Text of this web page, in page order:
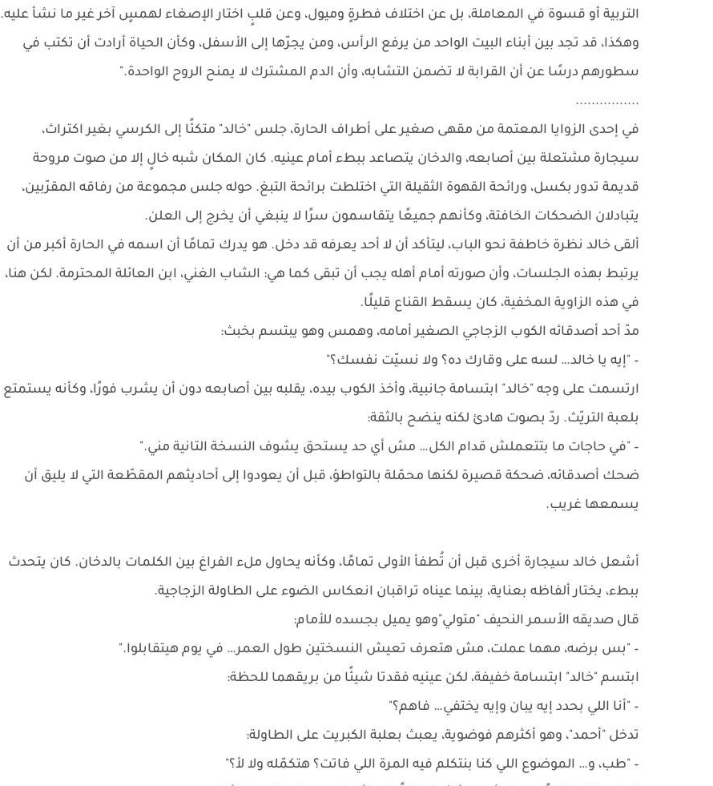
التربية أو قسوة في المعاملة، بل عن اختلاف فطرةٍ وميول، وعن قلبٍ اختار الإصغاء لهمسٍ آخر غير ما نشأ عليه.
وهكذا، قد تجد بين أبناء البيت الواحد من يرفع الرأس، ومن يجرّها إلى الأسفل، وكأن الحياة أرادت أن تكتب في
سطورهم درسًا عن أن القرابة لا تضمن التشابه، وأن الدم المشترك لا يمنح الروح الواحدة."
................
في إحدى الزوايا المعتمة من مقهى صغير على أطراف الحارة، جلس "خالد" متكئًا إلى الكرسي بغير اكتراث،
سيجارة مشتعلة بين أصابعه، والدخان يتصاعد ببطء أمام عينيه. كان المكان شبه خالٍ إلا من صوت مروحة
قديمة تدور بكسل، ورائحة القهوة الثقيلة التي اختلطت برائحة التبغ. حوله جلس مجموعة من رفاقه المقرّبين،
يتبادلان الضحكات الخافتة، وكأنهم جميعًا يتقاسمون سرًا لا ينبغي أن يخرج إلى العلن.
ألقى خالد نظرة خاطفة نحو الباب، ليتأكد أن لا أحد يعرفه قد دخل. هو يدرك تمامًا أن اسمه في الحارة أكبر من أن
يرتبط بهذه الجلسات، وأن صورته أمام أهله يجب أن تبقى كما هي: الشاب الغني، ابن العائلة المحترمة. لكن هنا،
في هذه الزاوية المخفية، كان يسقط القناع قليلًا.
مدّ أحد أصدقائه الكوب الزجاجي الصغير أمامه، وهمس وهو يبتسم بخبث:
– "إيه يا خالد… لسه على وقارك ده؟ ولا نسيّت نفسك؟"
ارتسمت على وجه "خالد" ابتسامة جانبية، وأخذ الكوب بيده، يقلبه بين أصابعه دون أن يشرب فورًا، وكأنه يستمتع
بلعبة التريّث. ردّ بصوت هادئ لكنه ينضح بالثقة:
– "في حاجات ما بتتعملش قدام الكل… مش أي حد يستحق يشوف النسخة التانية مني."
ضحك أصدقائه، ضحكة قصيرة لكنها محمّلة بالتواطؤ، قبل أن يعودوا إلى أحاديثهم المقطّعة التي لا يليق أن
يسمعها غريب.
أشعل خالد سيجارة أخرى قبل أن تُطفأ الأولى تمامًا، وكأنه يحاول ملء الفراغ بين الكلمات بالدخان. كان يتحدث
ببطء، يختار ألفاظه بعناية، بينما عيناه تراقبان انعكاس الضوء على الطاولة الزجاجية.
قال صديقه الأسمر النحيف "متولي"وهو يميل بجسده للأمام:
– "بس برضه، مهما عملت، مش هتعرف تعيش النسختين طول العمر… في يوم هيتقابلوا."
ابتسم "خالد" ابتسامة خفيفة، لكن عينيه فقدتا شيئًا من بريقهما للحظة:
– "أنا اللي بحدد إيه يبان وإيه يختفي… فاهم؟"
تدخل "أحمد"، وهو أكثرهم فوضوية، يعبث بعلبة الكبريت على الطاولة:
– "طب، و… الموضوع اللي كنا بنتكلم فيه المرة اللي فاتت؟ هتكمّله ولا لأ؟"